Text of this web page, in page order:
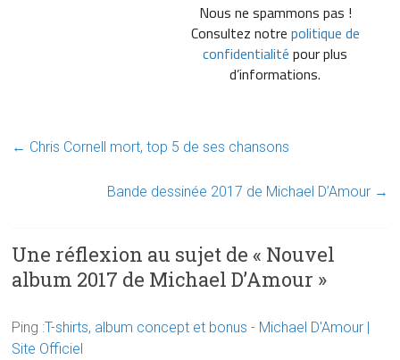
Nous ne spammons pas !
Consultez notre politique de
confidentialité pour plus
d’informations.
← Chris Cornell mort, top 5 de ses chansons
Bande dessinée 2017 de Michael D’Amour →
Une réflexion au sujet de « Nouvel
album 2017 de Michael D’Amour »
Ping :T-shirts, album concept et bonus - Michael D'Amour |
Site Officiel